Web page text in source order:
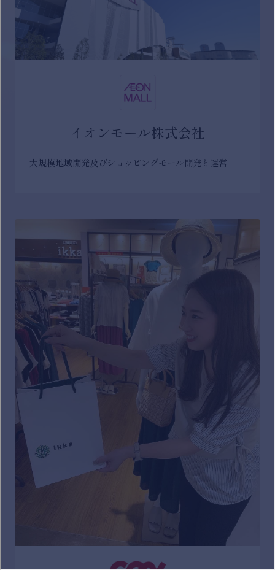
イオンモール株式会社
大規模地域開発及びショッピングモール開発と運営